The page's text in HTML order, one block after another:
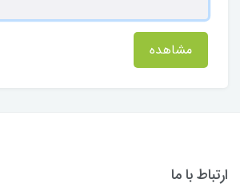
مشاهده
ارتباط با ما